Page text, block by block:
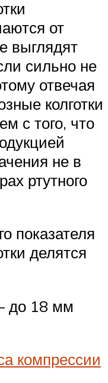
от
выглядят
сильно не
отвечая
колготки
с того, что
не в
ртутного
показателя
делятся
до 18 мм
компрессии